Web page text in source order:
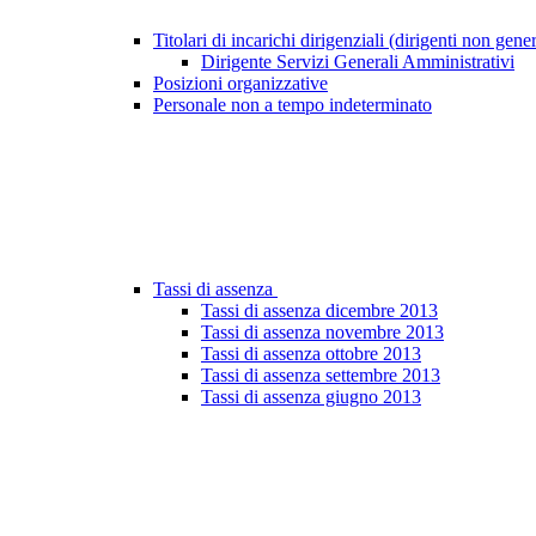
Titolari di incarichi dirigenziali (dirigenti non
Dirigente Servizi Generali Amministrativi
Posizioni organizzative
Personale non a tempo indeterminato
Tassi di assenza
Tassi di assenza dicembre 2013
Tassi di assenza novembre 2013
Tassi di assenza ottobre 2013
Tassi di assenza settembre 2013
Tassi di assenza giugno 2013